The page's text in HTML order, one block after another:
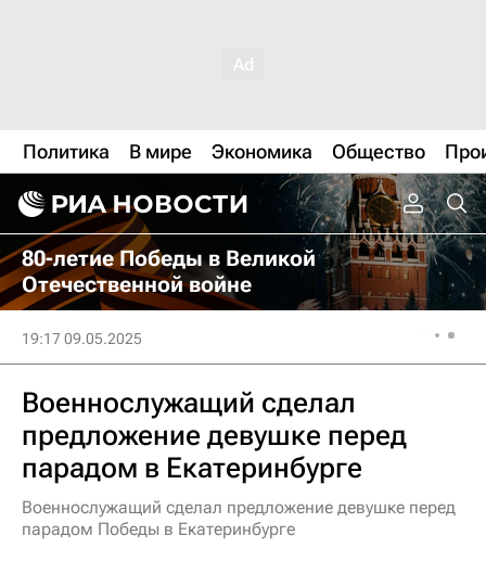
Политика В мире Экономика Общество
80-летие Победы в Великой
Отечественной войне
19:17 09.05.2025
Военнослужащий сделал
предложение девушке перед
парадом в Екатеринбурге
Военнослужащий сделал предложение девушке перед
парадом Победы в Екатеринбурге